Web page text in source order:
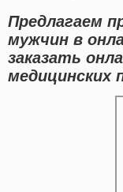
Предлагаем
мужчин в
заказать
медицинских